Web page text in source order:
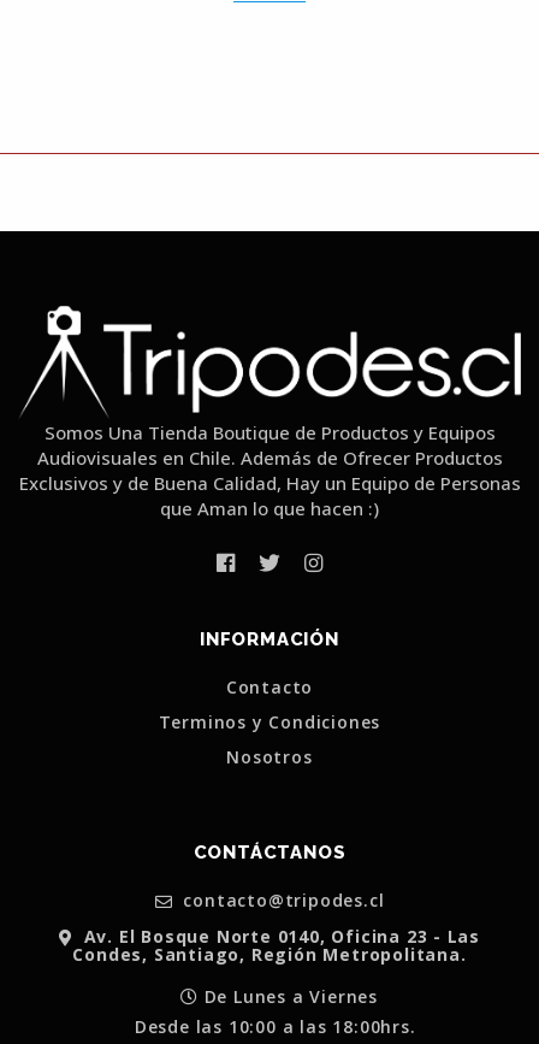
Somos Una Tienda Boutique de Productos y Equipos
Audiovisuales en Chile. Además de Ofrecer Productos
Exclusivos y de Buena Calidad, Hay un Equipo de Personas
que Aman lo que hacen :)
INFORMACIÓN
Contacto
Terminos y Condiciones
Nosotros
CONTÁCTANOS
contacto@tripodes.cl
Av. El Bosque Norte 0140, Oficina 23 - Las
Condes, Santiago, Región Metropolitana.
De Lunes a Viernes
Desde las 10:00 a las 18:00hrs.